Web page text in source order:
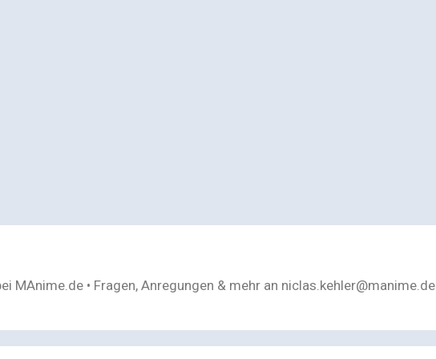
MAnime.de • Fragen, Anregungen & mehr an niclas.kehler@manime.de